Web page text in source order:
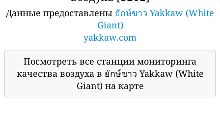
Данные предоставлены ยักษ์ขาว Yakkaw (White
Giant)
yakkaw.com
Посмотреть все станции мониторинга
качества воздуха в ยักษ์ขาว Yakkaw (White
Giant) на карте